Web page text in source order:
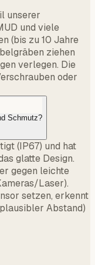
unserer
und viele
(bis zu 10 Jahre
ziehen
verlegen. Die
oder
Schmutz?
(IP67) und hat
glatte Design.
gegen leichte
Laser).
setzen, erkennt
Abstand)